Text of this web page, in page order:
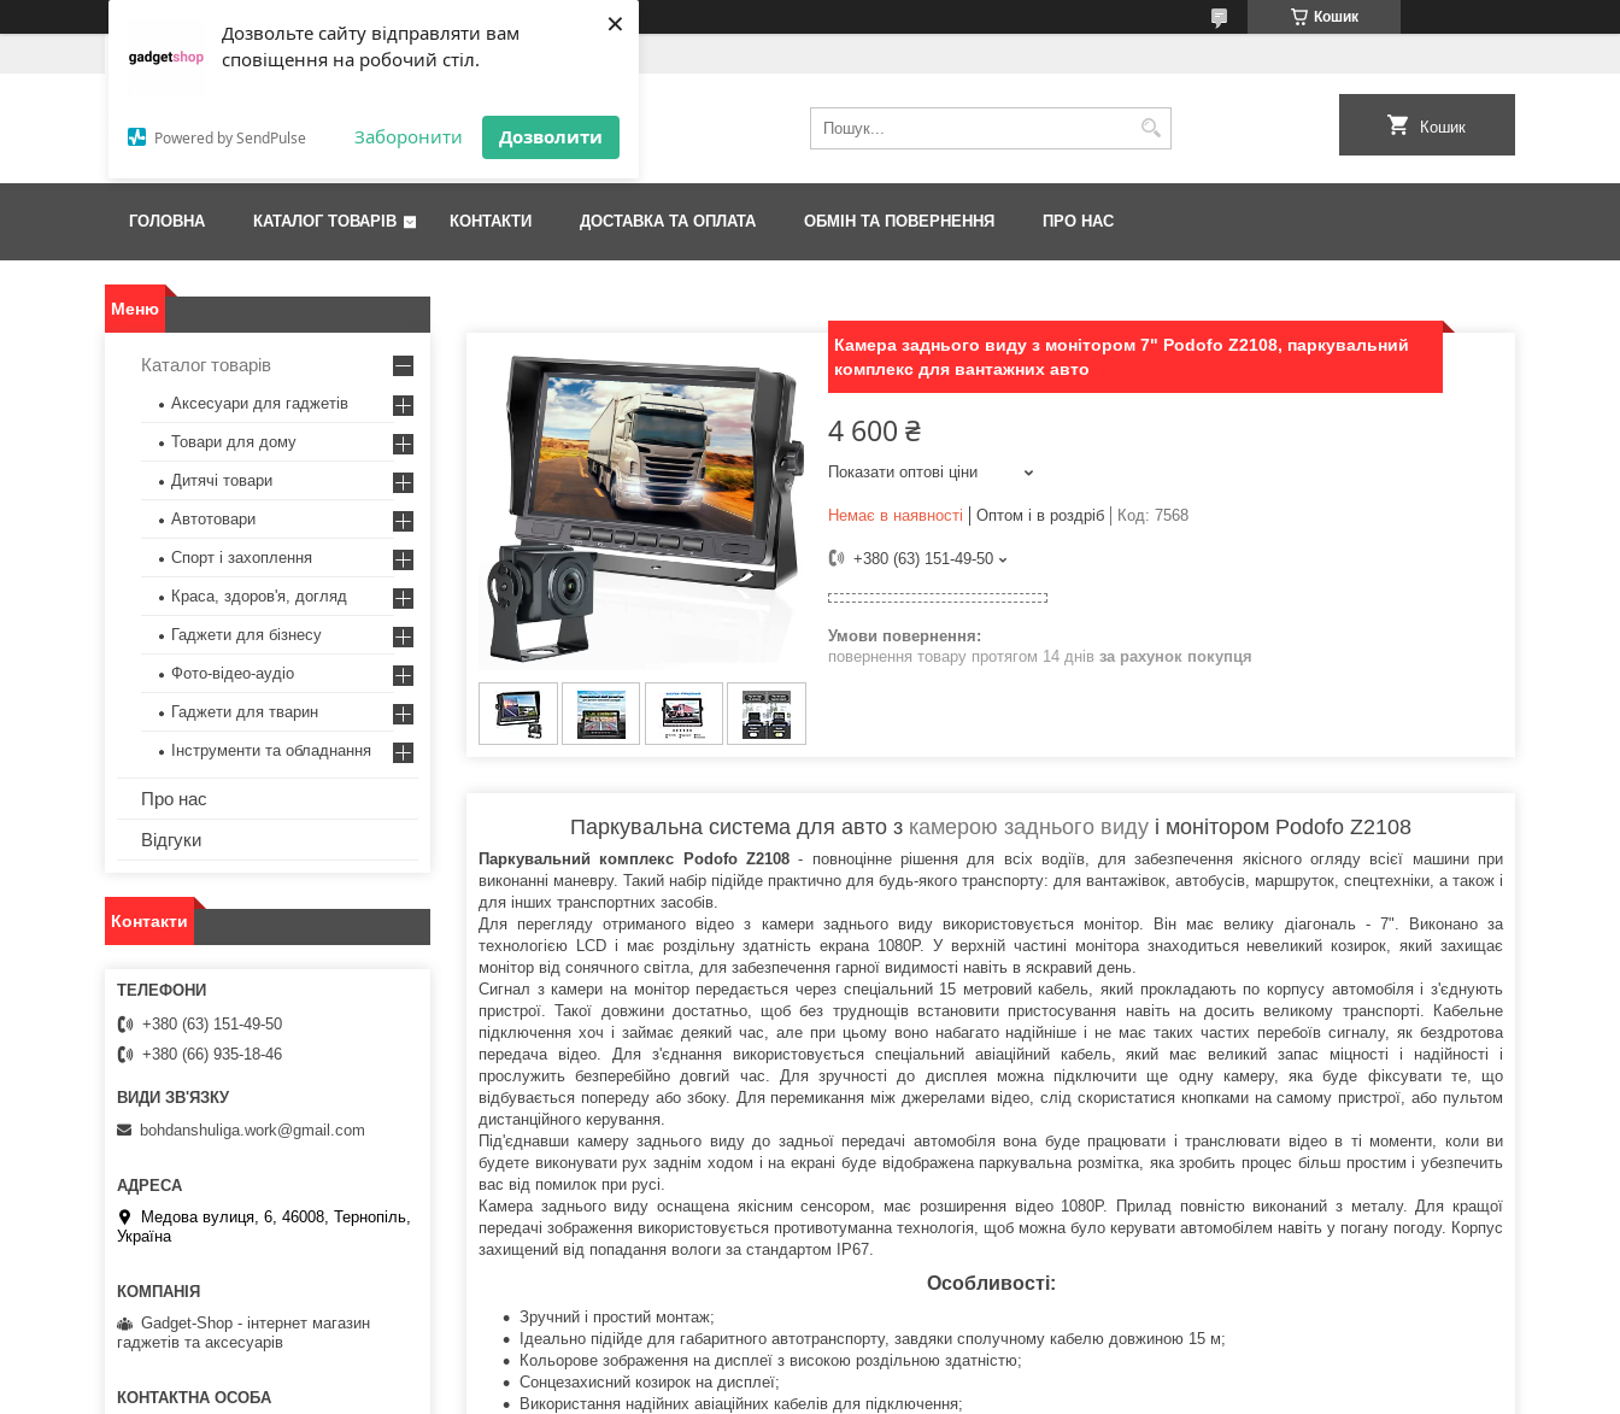
Дозвольте сайту відправляти вам
сповіщення на робочий стіл.
Powered by SendPulse Заборонити Дозволити
× Кошик
+380 (63) 151-49-50 +380 (66) 935-18-46
Gadget Shop - інтернет магазин
гаджетів
Кошик
ГОЛОВНА КАТАЛОГ ТОВАРІВ КОНТАКТИ ДОСТАВКА ТА ОПЛАТА ОБМІН ТА ПОВЕРНЕННЯ ПРО НАС
Камера заднього виду з монітором 7" Podofo Z2108, паркувальний
комплекс для вантажних авто
4 600 ₴
Показати оптові ціни
Немає в наявності Оптом і в роздріб Код: 7568
+380 (63) 151-49-50
повернення товару протягом 14 днів за рахунок покупця
Паркувальна система для авто з камерою заднього виду і монітором Podofo Z2108
Паркувальний комплекс Podofo Z2108- повноцінне рішення для всіх водіїв, для забезпечення якісного огляду всієї машини при
виконанні маневру. Такий набір підійде практично для будь-якого транспорту: для вантажівок, автобусів, маршруток, спецтехніки, а також і
для інших транспортних засобів.
Для перегляду отриманого відео з камери заднього виду використовується монітор. Він має велику діагональ - 7". Виконано за
технологією LCD і має роздільну здатність екрана 1080P. У верхній частині монітора знаходиться невеликий козирок, який захищає
монітор від сонячного світла, для забезпечення гарної видимості навіть в яскравий день.
Сигнал з камери на монітор передається через спеціальний 15 метровий кабель, який прокладають по корпусу автомобіля і з'єднують
пристрої. Такої довжини достатньо, щоб без труднощів встановити пристосування навіть на досить великому транспорті. Кабельне
підключення хоч і займає деякий час, але при цьому воно набагато надійніше і не має таких частих перебоїв сигналу, як бездротова
передача відео. Для з'єднання використовується спеціальний авіаційний кабель, який має великий запас міцності і надійності і
прослужить безперебійно довгий час. Для зручності до дисплея можна підключити ще одну камеру, яка буде фіксувати те, що
відбувається попереду або збоку. Для перемикання між джерелами відео, слід скористатися кнопками на самому пристрої, або пультом
дистанційного керування.
Під'єднавши камеру заднього виду до задньої передачі автомобіля вона буде працювати і транслювати відео в ті моменти, коли ви
будете виконувати рух заднім ходом і на екрані буде відображена паркувальна розмітка, яка зробить процес більш простим і убезпечить
вас від помилок при русі.
Камера заднього виду оснащена якісним сенсором, має розширення відео 1080P. Прилад повністю виконаний з металу. Для кращої
передачі зображення використовується противотуманна технологія, щоб можна було керувати автомобілем навіть у погану погоду. Корпус
захищений від попадання вологи за стандартом IP67.
Особливості:
Зручний і простий монтаж;
Ідеально підійде для габаритного автотранспорту, завдяки сполучному кабелю довжиною 15 м;
Кольорове зображення на дисплеї з високою роздільною здатністю;
Сонцезахисний козирок на дисплеї;
Використання надійних авіаційних кабелів для підключення;
Каталог товарів
Аксесуари для гаджетів
Товари для дому
Дитячі товари
Автотовари
Спорт і захоплення
Краса, здоров'я, догляд
Гаджети для бізнесу
Фото-відео-аудіо
Гаджети для тварин
Інструменти та обладнання
Про нас
Відгуки
Контакти
+380 (63) 151-49-50
+380 (66) 935-18-46
bohdanshuliga.work@gmail.com
Медова вулиця, 6, 46008, Тернопіль,
Україна
Gadget-Shop - інтернет магазин
гаджетів та аксесуарів